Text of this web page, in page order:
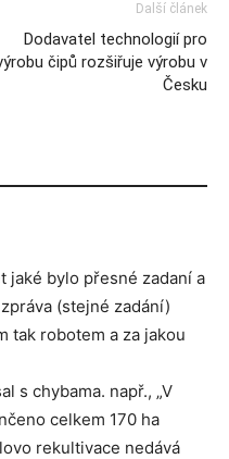
Další článek
Dodavatel technologií pro
čipů rozšiřuje výrobu v
Česku
jaké bylo přesné zadaní a
(stejné zadání)
tak robotem a za jakou
s chybama. např., „V
celkem 170 ha
rekultivace nedává